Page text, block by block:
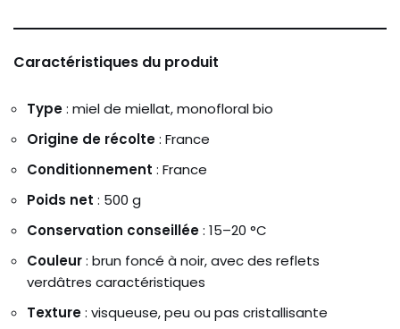
Caractéristiques du produit
Type: miel de miellat, monofloral bio
Origine de récolte: France
Conditionnement : France
Poids net : 500 g
Conservation conseillée: 15–20 °C
Couleur: brun foncé à noir, avec des reflets
verdâtres caractéristiques
Texture: visqueuse, peu ou pas cristallisante